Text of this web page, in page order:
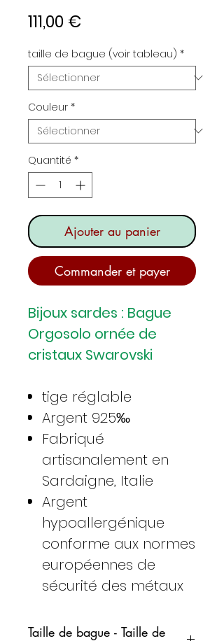
111,00 €
taille de bague (voir tableau) *
Couleur *
Quantité *
Ajouter au panier
Commander et payer
Bijoux sardes : Bague
Orgosolo ornée de
cristaux Swarovski
tige réglable
Argent 925‰
Fabriqué
artisanalement en
Sardaigne, Italie
Argent
hypoallergénique
conforme aux normes
européennes de
sécurité des métaux
Taille de bague - Taille de